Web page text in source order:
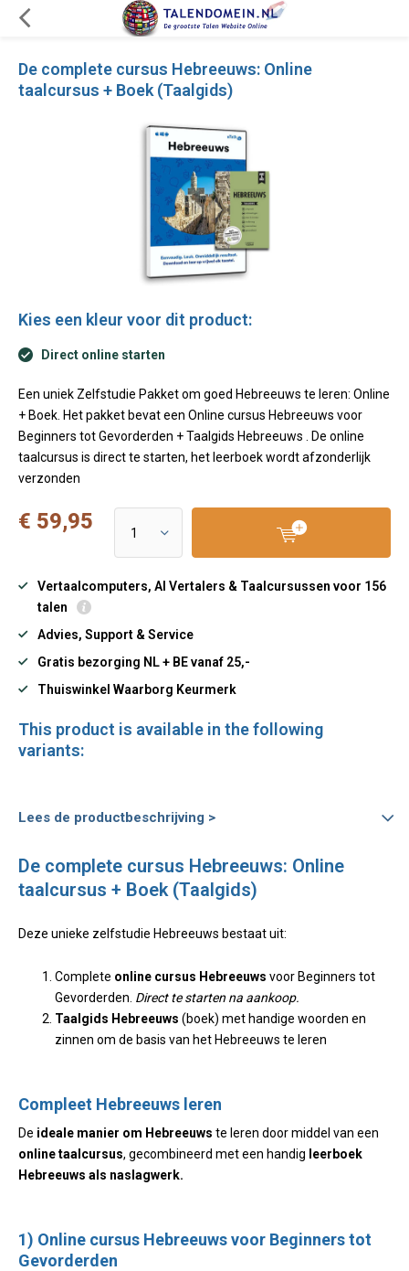
De complete cursus Hebreeuws: Online
taalcursus + Boek (Taalgids)
Kies een kleur voor dit product:
Direct online starten
Een uniek Zelfstudie Pakket om goed Hebreeuws te leren: Online
+ Boek. Het pakket bevat een Online cursus Hebreeuws voor
Beginners tot Gevorderden + Taalgids Hebreeuws . De online
taalcursus is direct te starten, het leerboek wordt afzonderlijk
verzonden
€ 59,95
Vertaalcomputers, AI Vertalers & Taalcursussen voor 156
talen
Advies, Support & Service
Gratis bezorging NL + BE vanaf 25,-
Thuiswinkel Waarborg Keurmerk
This product is available in the following
variants:
Lees de productbeschrijving >
De complete cursus Hebreeuws: Online
taalcursus + Boek (Taalgids)
Deze unieke zelfstudie Hebreeuws bestaat uit:
Complete online cursus Hebreeuws voor Beginners tot
Gevorderden. Direct te starten na aankoop.
Taalgids Hebreeuws (boek) met handige woorden en
zinnen om de basis van het Hebreeuws te leren
Compleet Hebreeuws leren
De ideale manier om Hebreeuws te leren door middel van een
online taalcursus, gecombineerd met een handig leerboek
Hebreeuws als naslagwerk.
1) Online cursus Hebreeuws voor Beginners tot
Gevorderden